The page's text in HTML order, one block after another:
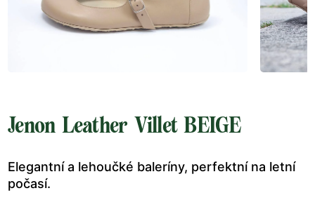
Jenon Leather Villet BEIGE
Elegantní a lehoučké baleríny, perfektní na letní
počasí.